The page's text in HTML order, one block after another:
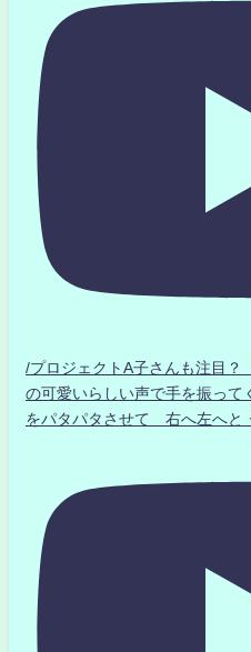
/プロジェクトA子さんも注
の可愛いらしい声で手を振っ
をパタパタさせて 右へ左へと